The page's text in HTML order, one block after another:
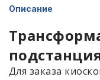
Описание
Для заказа